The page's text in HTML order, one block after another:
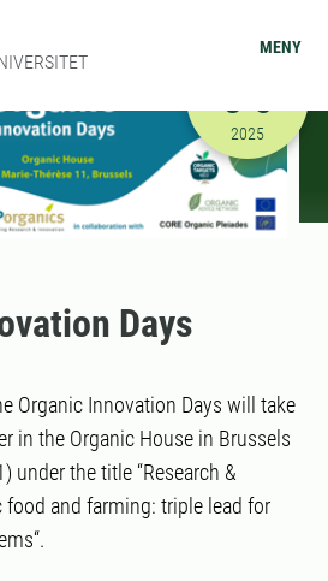
MENY
2025-11-
3-5
2025
Days
Organic Innovation Days will take
in the Organic House in Brussels
under the title “Research &
and farming: triple lead for